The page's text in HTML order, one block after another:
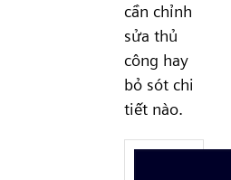
cần chỉnh
sửa thủ
công hay
bỏ sót chi
tiết nào.